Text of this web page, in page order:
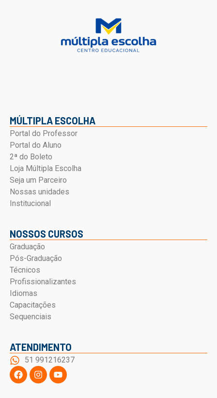
MÚLTIPLA ESCOLHA
Portal do Professor
Portal do Aluno
2ª do Boleto
Loja Múltipla Escolha
Seja um Parceiro
Nossas unidades
Institucional
NOSSOS CURSOS
Graduação
Pós-Graduação
Técnicos
Profissionalizantes
Idiomas
Capacitações
Sequenciais
ATENDIMENTO
51 991216237